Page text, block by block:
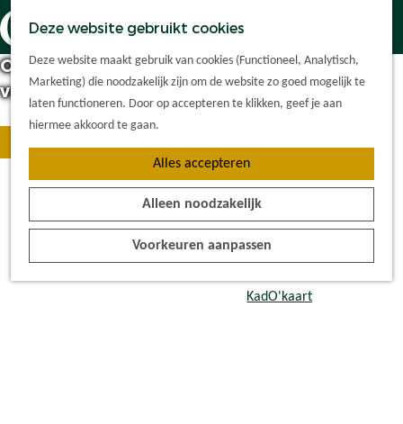
Deze website gebruikt cookies
Deze website maakt gebruik van cookies (Functioneel, Analytisch,
Marketing) die noodzakelijk zijn om de website zo goed mogelijk te
laten functioneren. Door op accepteren te klikken, geef je aan
hiermee akkoord te gaan.
Alles accepteren
Alleen noodzakelijk
Voorkeuren aanpassen
G
a
n
K
a
r
t
Z
e
k
e
M
e
n
u
Met groepen
Ontdek de
omgeving
Plan je bezoek
overnachten?
Plan op de kaart
KadO'kaart
Oisterwijk, een van de allermooiste dorpen
van Nederland